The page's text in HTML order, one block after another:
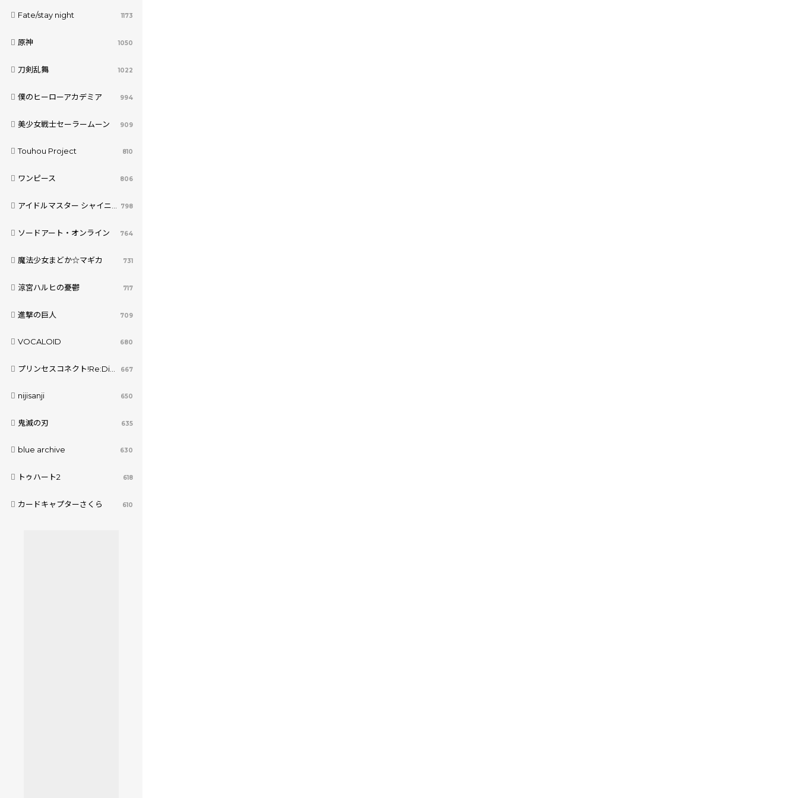
Fate/stay night 1173
原神 1050
刀剣乱舞 1022
僕のヒーローアカデミア 994
美少女戦士セーラームーン 909
Touhou Project 810
ワンピース 806
アイドルマスター シャイニーカラーズ 798
ソードアート・オンライン 764
魔法少女まどか☆マギカ 731
涼宮ハルヒの憂鬱 717
進撃の巨人 709
VOCALOID 680
プリンセスコネクト!Re:Dive 667
nijisanji 650
鬼滅の刃 635
blue archive 630
トゥハート2 618
カードキャプターさくら 610